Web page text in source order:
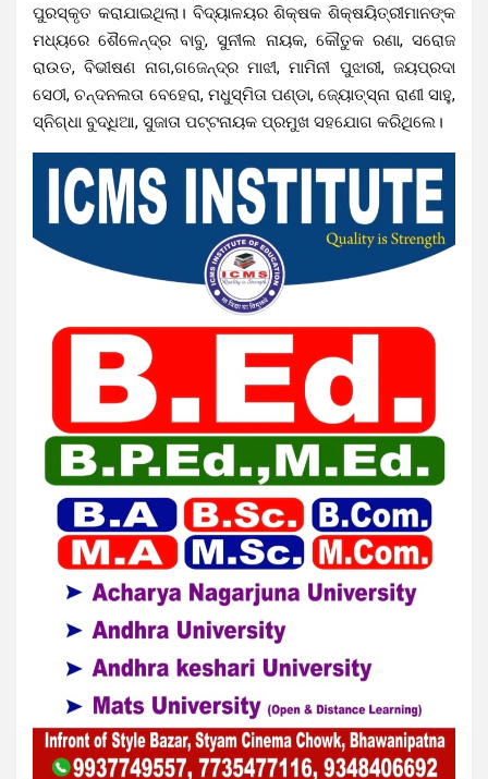
ପୁରସ୍କୃତ କରାଯାଇଥିଲା। ବିଦ୍ୟାଳୟର ଶିକ୍ଷକ ଶିକ୍ଷୟିତ୍ରୀମାନଙ୍କ
ମଧ୍ୟରେ ଶୈଳେନ୍ଦ୍ର ବାବୁ, ସୁନୀଲ ନାୟକ, କୌତୁକ ରଣା, ସରୋଜ
ରାଉତ, ବିଭୀଷଣ ନାଗ,ଗଜେନ୍ଦ୍ର ମାଝୀ, ମାମିନୀ ପୁଝାରୀ, ଜୟପ୍ରଦା
ସେଠୀ, ଚନ୍ଦନଲତା ବେହେରା, ମଧୁସ୍ମିତା ପଣ୍ଡା, ଜ୍ୟୋତ୍ସ୍ନା ରାଣୀ ସାହୁ,
ସ୍ନିଗ୍ଧା ବୁଦ୍ଧିଆ, ସୁଜାତା ପଟ୍ଟନାୟକ ପ୍ରମୁଖ ସହଯୋଗ କରିଥିଲେ।